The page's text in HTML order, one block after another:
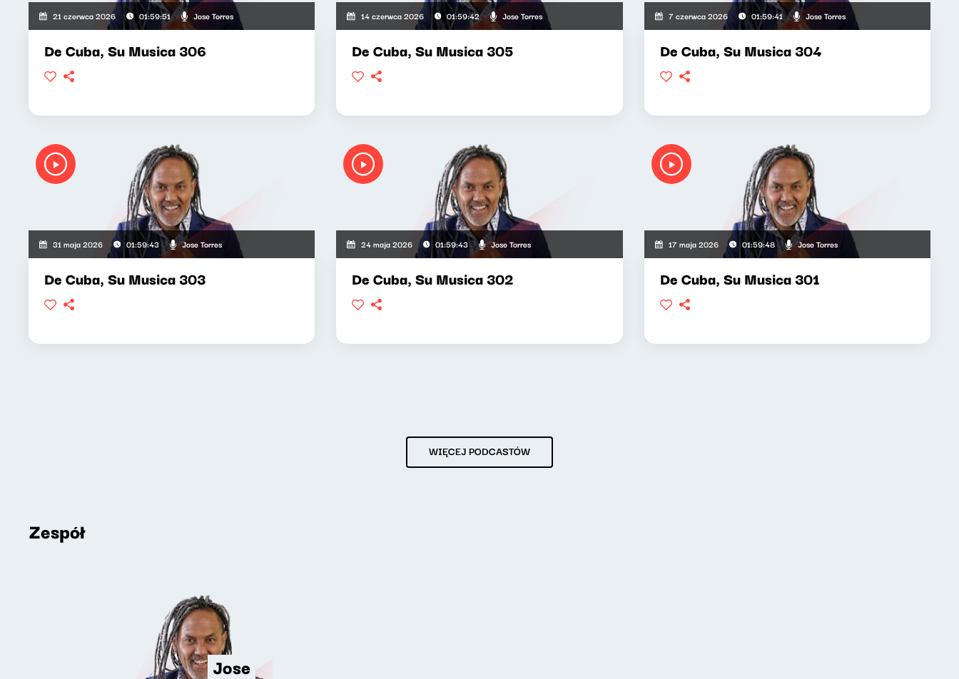
21 czerwca 2026 01:59:51 Jose Torres
De Cuba, Su Musica 306
14 czerwca 2026 01:59:42 Jose Torres
De Cuba, Su Musica 305
7 czerwca 2026 01:59:41 Jose Torres
De Cuba, Su Musica 304
31 maja 2026 01:59:43 Jose Torres
De Cuba, Su Musica 303
24 maja 2026 01:59:43 Jose Torres
De Cuba, Su Musica 302
17 maja 2026 01:59:48 Jose Torres
De Cuba, Su Musica 301
WIĘCEJ PODCASTÓW
Zespół
Jose